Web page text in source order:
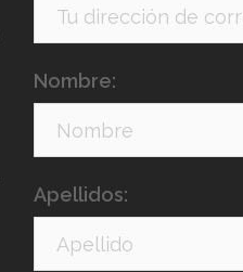
Nombre:
Apellidos: